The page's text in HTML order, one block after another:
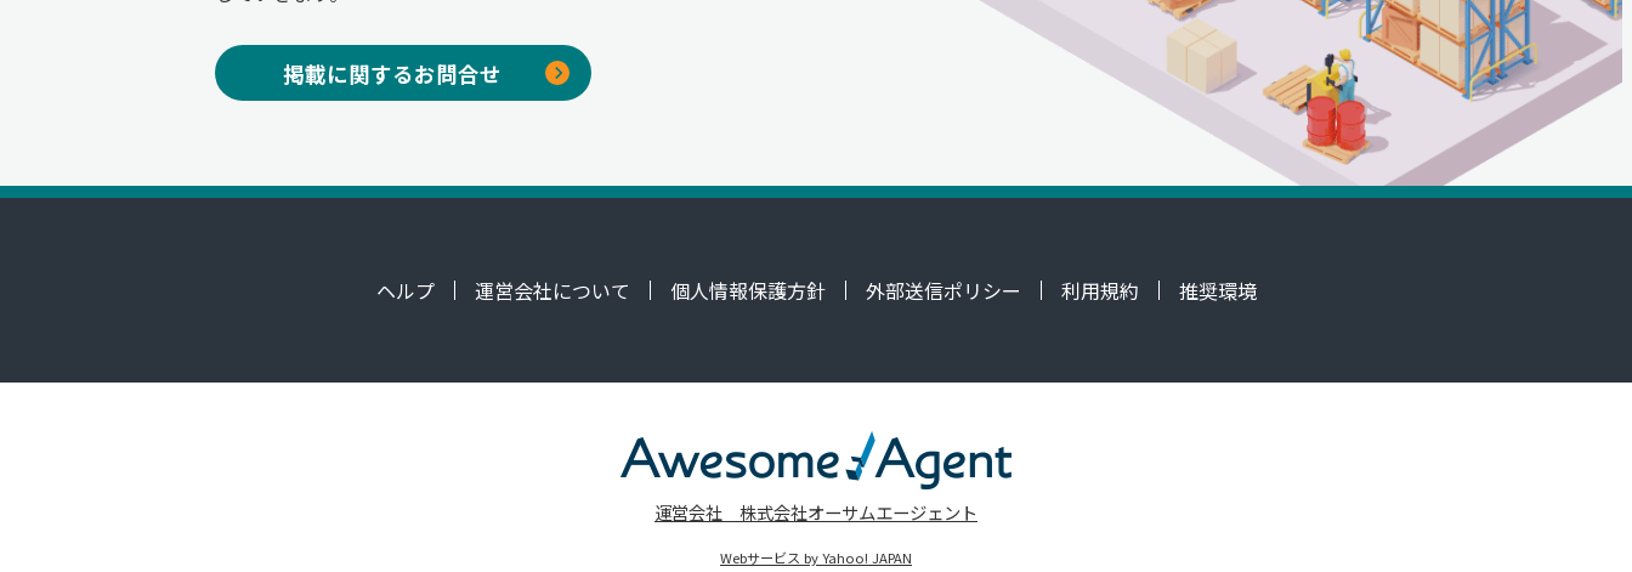
掲載に関するお問合せ
ヘルプ 運営会社について 個人情報保護方針 外部送信ポリシー 利用規約 推奨環境
運営会社 株式会社オーサムエージェント
Webサービス by Yahoo! JAPAN